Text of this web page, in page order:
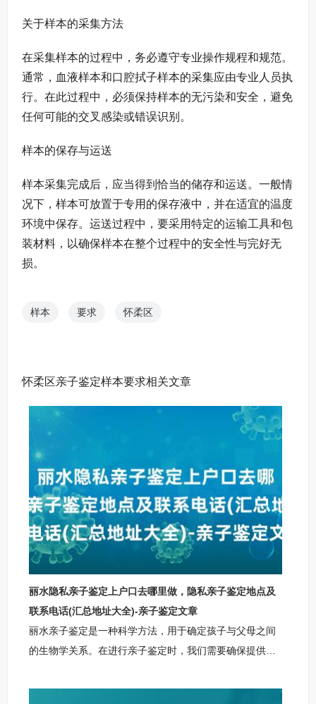
关于样本的采集方法
在采集样本的过程中，务必遵守专业操作规程和规范。
通常，血液样本和口腔拭子样本的采集应由专业人员执
行。在此过程中，必须保持样本的无污染和安全，避免
任何可能的交叉感染或错误识别。
样本的保存与运送
样本采集完成后，应当得到恰当的储存和运送。一般情
况下，样本可放置于专用的保存液中，并在适宜的温度
环境中保存。运送过程中，要采用特定的运输工具和包
装材料，以确保样本在整个过程中的安全性与完好无
损。
样本 要求 怀柔区
怀柔区亲子鉴定样本要求相关文章
丽水隐私亲子鉴定上户口去哪里做，隐私亲子鉴定地点及
联系电话(汇总地址大全)-亲子鉴定文章
丽水亲子鉴定是一种科学方法，用于确定孩子与父母之间
的生物学关系。在进行亲子鉴定时，我们需要确保提供的
束条件：所提供的信息必须真实可靠，以免影响鉴定结果